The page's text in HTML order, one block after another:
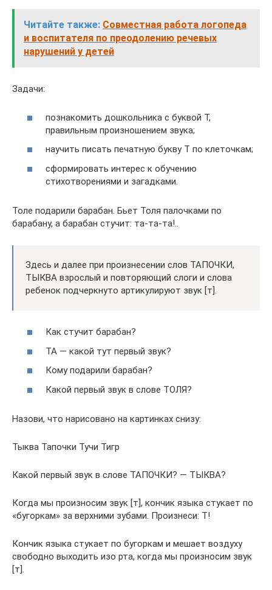
Читайте также: Совместная работа логопеда
и воспитателя по преодолению речевых
нарушений у детей
Задачи:
познакомить дошкольника с буквой Т,
правильным произношением звука;
научить писать печатную букву Т по клеточкам;
сформировать интерес к обучению
стихотворениями и загадками.
Толе подарили барабан. Бьет Толя палочками по
барабану, а барабан стучит: та-та-та!..
Здесь и далее при произнесении слов ТАПОЧКИ,
ТЫКВА взрослый и повторяющий слоги и слова
ребенок подчеркнуто артикулируют звук [т].
Как стучит барабан?
ТА — какой тут первый звук?
Кому подарили барабан?
Какой первый звук в слове ТОЛЯ?
Назови, что нарисовано на картинках снизу:
Тыква Тапочки Тучи Тигр
Какой первый звук в слове ТАПОЧКИ? — ТЫКВА?
Когда мы произносим звук [т], кончик языка стукает по
«бугоркам» за верхними зубами. Произнеси: Т!
Кончик языка стукает по бугоркам и мешает воздуху
свободно выходить изо рта, когда мы произносим звук
[т].